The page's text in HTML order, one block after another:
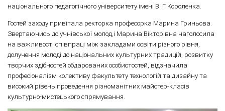
національного педагогічного університету імені В. Г. Короленка.
Гостей заходу привітала ректорка професорка Марина Гриньова.
Звертаючись до учнівської молод,і Марина Вікторівна наголосила
на важливості співпраці між закладами освіти різного рівня,
долучення молоді до національних культурних традицій, розвитку
творчих здібностей обдарованих особистостей, відзначила
професіоналізм колективу факультету технологій та дизайну та
високий рівень проведення різноманітних майстер-класів
культурно-мистецького спрямування.